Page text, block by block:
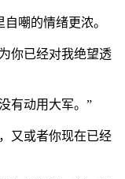
嘲的情绪更浓。
你已经对我绝望透
有动用大军。”
又或者你现在已经